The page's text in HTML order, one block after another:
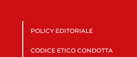
POLICY EDITORIALE
CODICE ETICO CONDOTTA